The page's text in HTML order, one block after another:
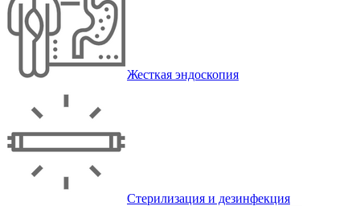
Жесткая эндоскопия
Стерилизация и дезинфекция